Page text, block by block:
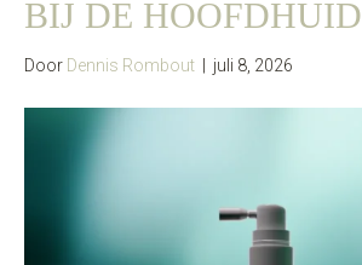
BIJ DE HOOFDHUID
Door Dennis Rombout juli 8, 2026